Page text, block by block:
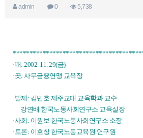
admin 0 5,738
·때: 2002. 11. 29(금)
·곳: 사무금융연맹 교육장
·발제: 김민호 제주교대 교육학과 교수
강연배 한국노동사회연구소 교육실장
·사회: 이원보 한국노동사회연구소 소장
·토론: 이호창 한국노동교육원 연구원